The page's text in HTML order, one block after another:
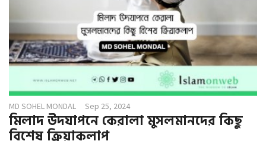
MD SOHEL MONDAL Sep 25, 2024
মিলাদ উদযাপনে কেরালা মুসলমানদের কিছু
বিশেষ ক্রিয়াকলাপ